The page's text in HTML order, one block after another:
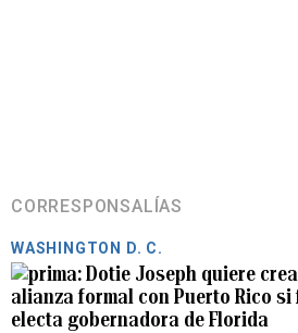
CORRESPONSALÍAS
WASHINGTON D. C.
Dotie Joseph quiere
alianza formal con Puerto Rico si
electa gobernadora de Florida